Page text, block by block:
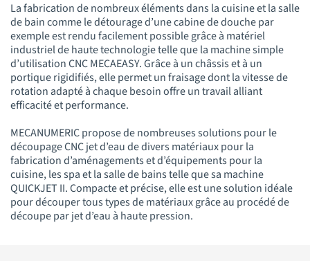
La fabrication de nombreux éléments dans la cuisine et la salle
de bain comme le détourage d’une cabine de douche par
exemple est rendu facilement possible grâce à matériel
industriel de haute technologie telle que la machine simple
d’utilisation CNC MECAEASY. Grâce à un châssis et à un
portique rigidifiés, elle permet un fraisage dont la vitesse de
rotation adapté à chaque besoin offre un travail alliant
efficacité et performance.
MECANUMERIC propose de nombreuses solutions pour le
découpage CNC jet d’eau de divers matériaux pour la
fabrication d’aménagements et d’équipements pour la
cuisine, les spa et la salle de bains telle que sa machine
QUICKJET II. Compacte et précise, elle est une solution idéale
pour découper tous types de matériaux grâce au procédé de
découpe par jet d’eau à haute pression.